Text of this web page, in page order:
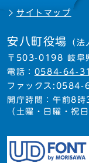
サイトマップ
安八町役場 （
〒503-0198 岐阜
電話： 0584-64-
ファックス
開庁時間：午前8
（土曜・日曜・祝